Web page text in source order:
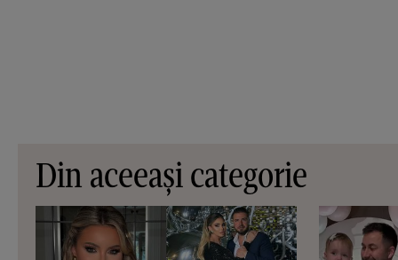
Din aceeași categorie